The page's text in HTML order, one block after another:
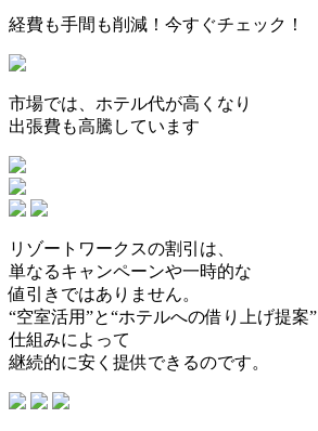
経費も手間も削減！今すぐチェック！
市場では、ホテル代が高くなり
出張費も高騰しています
リゾートワークスの割引は、
単なるキャンペーンや一時的な
値引きではありません。
“空室活用”と“ホテルへの借り上げ提案”
仕組みによって
継続的に安く提供できるのです。